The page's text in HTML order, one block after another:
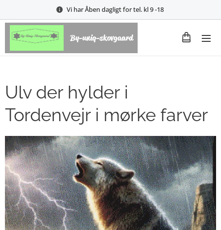
Vi har Åben dagligt for tel. kl 9 -18
By-uniq-skovgaard
Ulv der hylder i
Tordenvejr i mørke farver